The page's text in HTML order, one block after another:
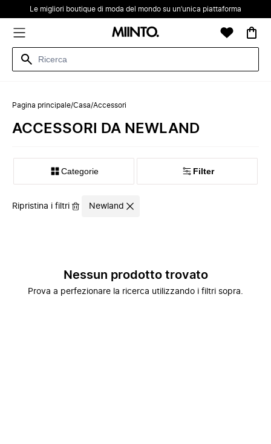
Le migliori boutique di moda del mondo su un’unica piattaforma
Pagina principale/Casa/Accessori
ACCESSORI DA NEWLAND
Categorie Filter
Ripristina i filtri Newland
Nessun prodotto trovato
Prova a perfezionare la ricerca utilizzando i filtri sopra.